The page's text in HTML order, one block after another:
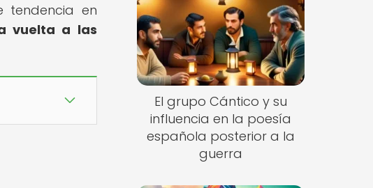
tendencia en
vuelta a las
El grupo Cántico y su
influencia en la poesía
española posterior a la
guerra